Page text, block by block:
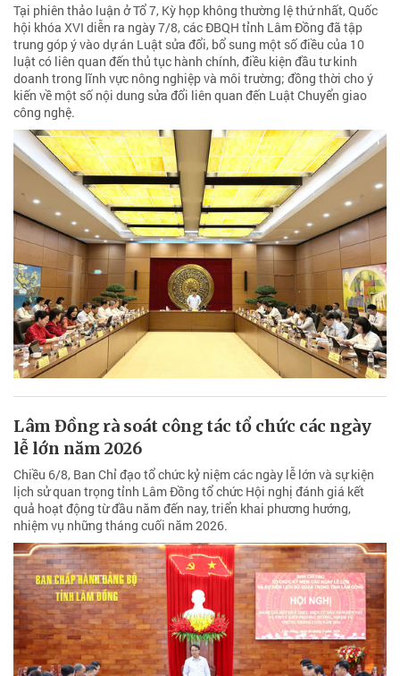
Tại phiên thảo luận ở Tổ 7, Kỳ họp không thường lệ thứ nhất, Quốc
hội khóa XVI diễn ra ngày 7/8, các ĐBQH tỉnh Lâm Đồng đã tập
trung góp ý vào dự án Luật sửa đổi, bổ sung một số điều của 10
luật có liên quan đến thủ tục hành chính, điều kiện đầu tư kinh
doanh trong lĩnh vực nông nghiệp và môi trường; đồng thời cho ý
kiến về một số nội dung sửa đổi liên quan đến Luật Chuyển giao
công nghệ.
Lâm Đồng rà soát công tác tổ chức các ngày
lễ lớn năm 2026
Chiều 6/8, Ban Chỉ đạo tổ chức kỷ niệm các ngày lễ lớn và sự kiện
lịch sử quan trọng tỉnh Lâm Đồng tổ chức Hội nghị đánh giá kết
quả hoạt động từ đầu năm đến nay, triển khai phương hướng,
nhiệm vụ những tháng cuối năm 2026.